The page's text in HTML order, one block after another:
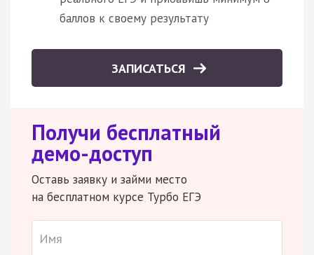
баллов к своему результату
ЗАПИСАТЬСЯ
Получи бесплатный
демо-доступ
Оставь заявку и займи место
на бесплатном курсе Турбо ЕГЭ